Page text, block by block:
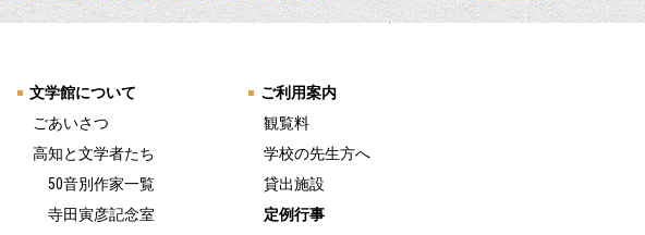
文学館について
ごあいさつ
高知と文学者たち
50音別作家一覧
寺田寅彦記念室
ご利用案内
観覧料
学校の先生方へ
貸出施設
定例行事